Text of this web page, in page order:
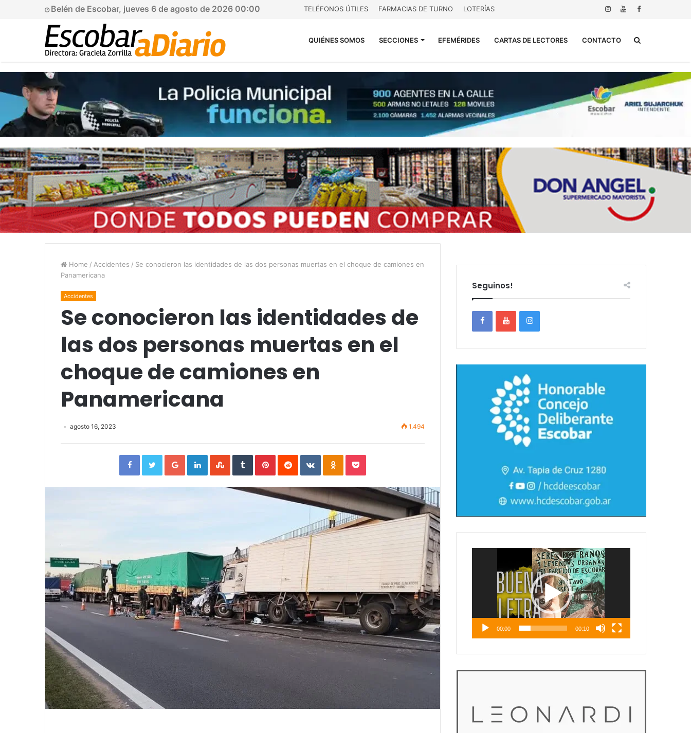
Belén de Escobar, jueves 6 de agosto de 2026 00:00 TELÉFONOS ÚTILES FARMACIAS DE TURNO LOTERÍAS
QUIÉNES SOMOS SECCIONES EFEMÉRIDES CARTAS DE LECTORES CONTACTO
Home / Accidentes / Se conocieron las identidades de las dos personas muertas en el choque de camiones en
Panamericana
Accidentes
Se conocieron las identidades de
las dos personas muertas en el
choque de camiones en
Panamericana
agosto 16, 2023 1.494
FacebookTwitterGoogle+LinkedInStumbleUpon
TumblrPinterestReddit VKontakteOdnoklassniki
Pocket
Seguinos!
00:00 00:10